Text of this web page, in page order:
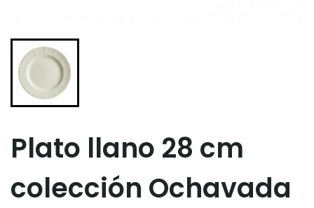
Plato llano 28 cm
colección Ochavada